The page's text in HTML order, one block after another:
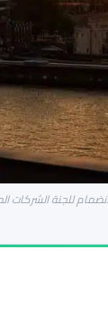
للجنة الشركات